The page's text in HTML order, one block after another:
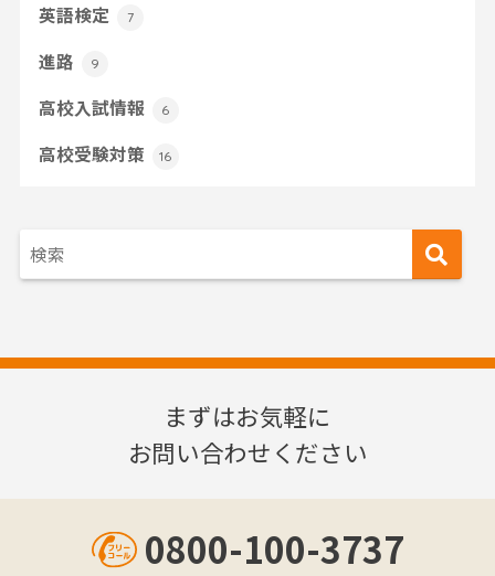
英語検定 7
進路 9
高校入試情報 6
高校受験対策 16
まずはお気軽に
お問い合わせください
0800-100-3737